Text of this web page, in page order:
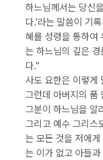
하느님께서는 당신
다.'라는 말씀이 기
혜를 성령을 통하여
는 하느님의 깊은
다."
사도 요한은 이렇게
그런데 아버지의 품
그분이 하느님을 알
그리고 예수 그리스
는 모든 것을 저에
는 이가 없고 아들